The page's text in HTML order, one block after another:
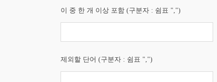
이 중 한 개 이상 포함 (구분자 : 쉼표 ",")
제외할 단어 (구분자 : 쉼표 ",")